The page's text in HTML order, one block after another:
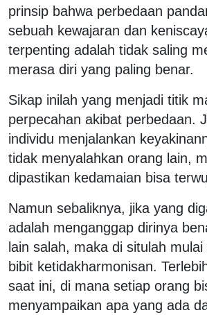
prinsip bahwa perbedaan
sebuah kewajaran dan
terpenting adalah tidak saling
merasa diri yang paling benar.
Sikap inilah yang menjadi titik
perpecahan akibat perbedaan.
individu menjalankan
tidak menyalahkan orang lain,
dipastikan kedamaian bisa
Namun sebaliknya, jika yang
adalah menganggap dirinya
lain salah, maka di situlah
bibit ketidakharmonisan.
saat ini, di mana setiap orang
menyampaikan apa yang ada